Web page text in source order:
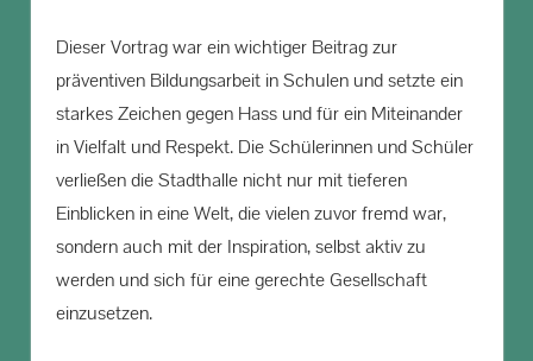
Dieser Vortrag war ein wichtiger Beitrag zur
präventiven Bildungsarbeit in Schulen und setzte ein
starkes Zeichen gegen Hass und für ein Miteinander
in Vielfalt und Respekt. Die Schülerinnen und Schüler
verließen die Stadthalle nicht nur mit tieferen
Einblicken in eine Welt, die vielen zuvor fremd war,
sondern auch mit der Inspiration, selbst aktiv zu
werden und sich für eine gerechte Gesellschaft
einzusetzen.